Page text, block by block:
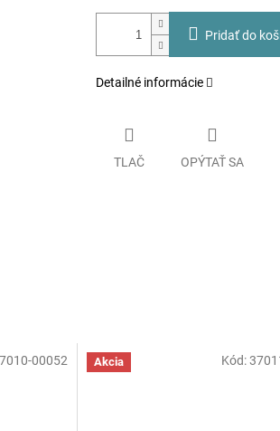
Pridať do
Detailné informácie
TLAČ OPÝTAŤ SA
00052 Akcia Kód: